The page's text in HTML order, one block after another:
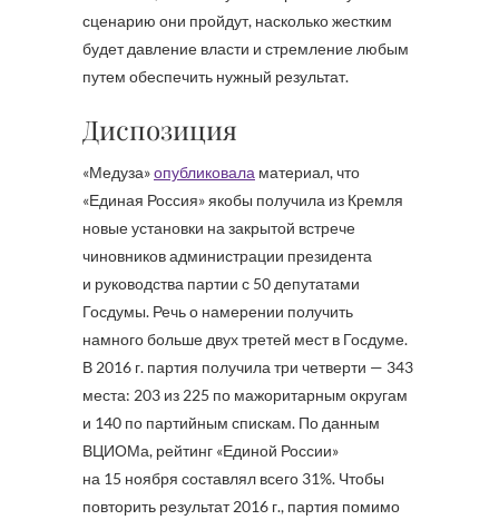
сценарию они пройдут, насколько жестким
будет давление власти и стремление любым
путем обеспечить нужный результат.
Диспозиция
«Медуза»опубликовала материал, что
«Единая Россия» якобы получила из Кремля
новые установки на закрытой встрече
чиновников администрации президента
и руководства партии с 50 депутатами
Госдумы. Речь о намерении получить
намного больше двух третей мест в Госдуме.
В 2016 г. партия получила три четверти — 343
места: 203 из 225 по мажоритарным округам
и 140 по партийным спискам. По данным
ВЦИОМа, рейтинг «Единой России»
на 15 ноября составлял всего 31%. Чтобы
повторить результат 2016 г., партия помимо